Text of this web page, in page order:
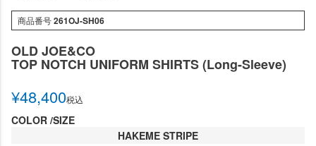
商品番号261OJ-SH06
OLD JOE&CO
TOP NOTCH UNIFORM SHIRTS (Long-Sleeve)
¥48,400税込
COLOR SIZE
HAKEME STRIPE